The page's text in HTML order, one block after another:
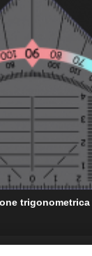
trigonometrica